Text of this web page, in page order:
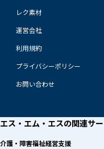
レク素材
運営会社
利用規約
プライバシーポリシー
お問い合わせ
エス・エム・エスの関連サ
介護・障害福祉経営支援